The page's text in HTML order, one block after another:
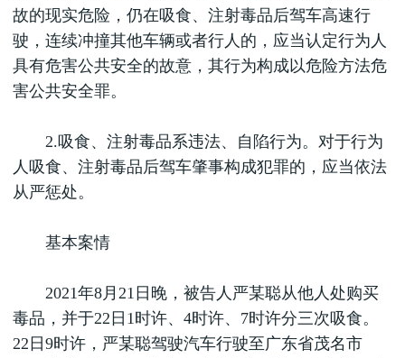
故的现实危险，仍在吸食、注射毒品后驾车高速行
驶，连续冲撞其他车辆或者行人的，应当认定行为人
具有危害公共安全的故意，其行为构成以危险方法危
害公共安全罪。
2.吸食、注射毒品系违法、自陷行为。对于行为
人吸食、注射毒品后驾车肇事构成犯罪的，应当依法
从严惩处。
基本案情
2021年8月21日晚，被告人严某聪从他人处购买
毒品，并于22日1时许、4时许、7时许分三次吸食。
22日9时许，严某聪驾驶汽车行驶至广东省茂名市